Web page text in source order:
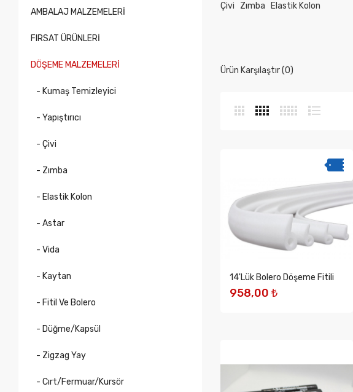
AMBALAJ MALZEMELERİ
FIRSAT ÜRÜNLERİ
DÖŞEME MALZEMELERİ
- Kumaş Temizleyici
- Yapıştırıcı
- Çivi
- Zımba
- Elastik Kolon
- Astar
- Vida
- Kaytan
- Fitil Ve Bolero
- Düğme/Kapsül
- Zigzag Yay
- Cırt/Fermuar/Kursör
Çivi
Zımba Elastik Kolon
Ürün Karşılaştır (0)
14'lük Bolero Döşeme Fitili
958,00 ₺